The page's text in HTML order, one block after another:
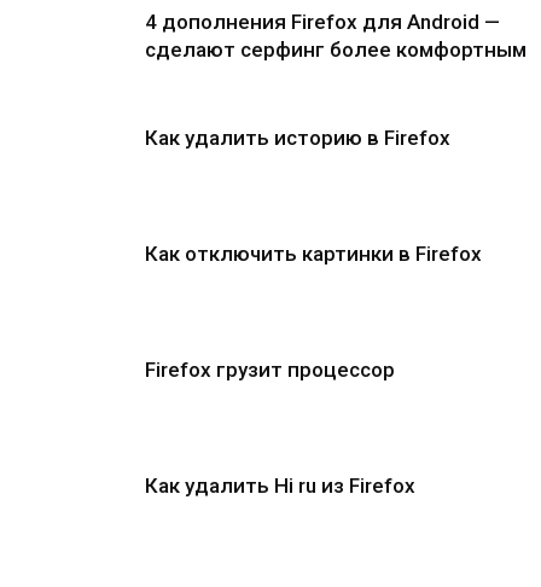
4 дополнения Firefox для Android —
сделают серфинг более комфортным
Как удалить историю в Firefox
Как отключить картинки в Firefox
Firefox грузит процессор
Как удалить Hi ru из Firefox